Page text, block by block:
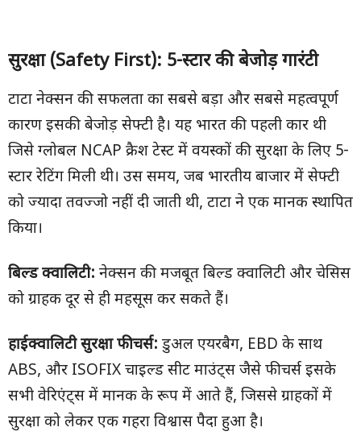
सुरक्षा (Safety First): 5-स्टार की बेजोड़ गारंटी
टाटा नेक्सन की सफलता का सबसे बड़ा और सबसे महत्वपूर्ण
कारण इसकी बेजोड़ सेफ्टी है। यह भारत की पहली कार थी
जिसे ग्लोबल NCAP क्रैश टेस्ट में वयस्कों की सुरक्षा के लिए 5-
स्टार रेटिंग मिली थी। उस समय, जब भारतीय बाजार में सेफ्टी
को ज्यादा तवज्जो नहीं दी जाती थी, टाटा ने एक मानक स्थापित
किया।
बिल्ड क्वालिटी: नेक्सन की मजबूत बिल्ड क्वालिटी और चेसिस
को ग्राहक दूर से ही महसूस कर सकते हैं।
हाईक्वालिटी सुरक्षा फीचर्स: डुअल एयरबैग, EBD के साथ
ABS, और ISOFIX चाइल्ड सीट माउंट्स जैसे फीचर्स इसके
सभी वेरिएंट्स में मानक के रूप में आते हैं, जिससे ग्राहकों में
सुरक्षा को लेकर एक गहरा विश्वास पैदा हुआ है।